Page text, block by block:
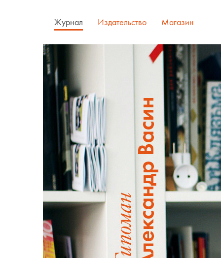
Журнал Издательство Магазин